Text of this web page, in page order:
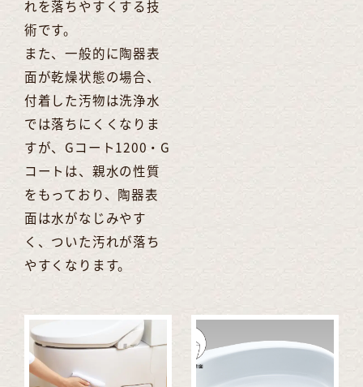
れを落ちやすくする技
術です。
また、一般的に陶器表
面が乾燥状態の場合、
付着した汚物は洗浄水
では落ちにくくなりま
すが、Gコート1200・G
コートは、親水の性質
をもっており、陶器表
面は水がなじみやす
く、ついた汚れが落ち
やすくなります。